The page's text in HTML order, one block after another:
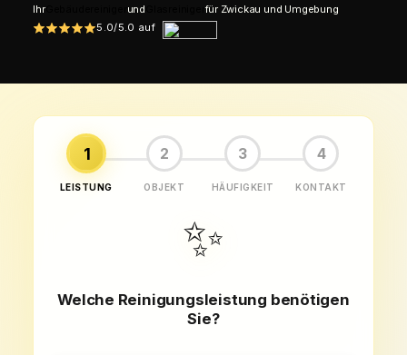
IhrGebäudereiniger und Glasreinigerfür Zwickau und Umgebung
5.0/5.0 auf
1
LEISTUNG
2
OBJEKT
3
HÄUFIGKEIT
4
KONTAKT
✨
Welche Reinigungsleistung benötigen
Sie?